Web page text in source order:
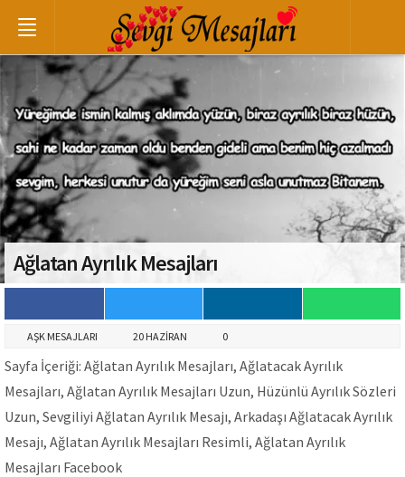
Ağlatan Ayrılık Mesajları
AŞK MESAJLARI 20 HAZIRAN 0
Sayfa İçeriği: Ağlatan Ayrılık Mesajları, Ağlatacak Ayrılık
Mesajları, Ağlatan Ayrılık Mesajları Uzun, Hüzünlü Ayrılık Sözleri
Uzun, Sevgiliyi Ağlatan Ayrılık Mesajı, Arkadaşı Ağlatacak Ayrılık
Mesajı, Ağlatan Ayrılık Mesajları Resimli, Ağlatan Ayrılık
Mesajları Facebook